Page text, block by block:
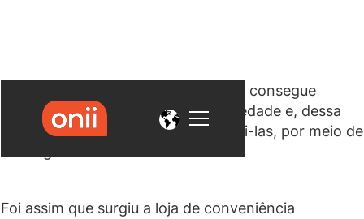
é aquele que consegue
identificar as necessidades da sociedade e, dessa
forma, buscar uma maneira de supri-las, por meio de
Foi assim que surgiu a loja de conveniência